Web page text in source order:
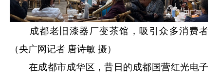
成都老旧漆器厂变茶馆，吸引众多消费者
（央广网记者 唐诗敏 摄）
在成都市成华区，昔日的成都国营红光电子